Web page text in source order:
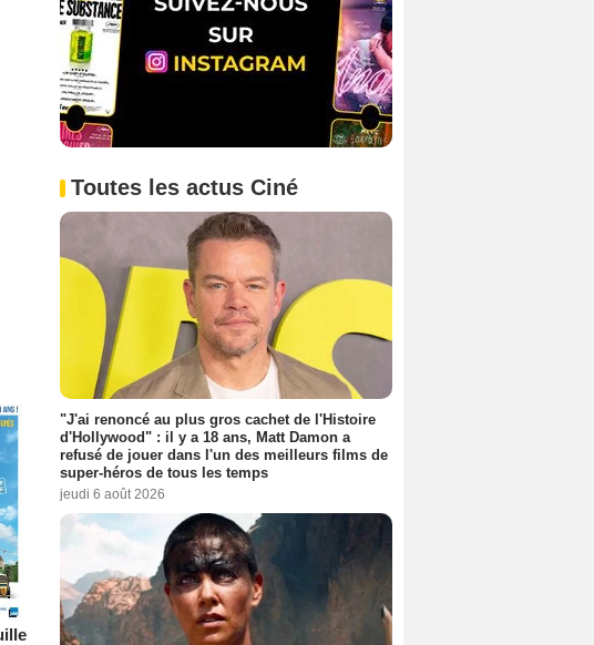
Toutes les actus Ciné
"J'ai renoncé au plus gros cachet de l'Histoire
d'Hollywood" : il y a 18 ans, Matt Damon a
refusé de jouer dans l'un des meilleurs films de
super-héros de tous les temps
jeudi 6 août 2026